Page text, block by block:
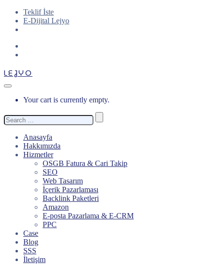
Teklif İste
E-Dijital Lejyo
LEJYO
Your cart is currently empty.
Search
for:
Anasayfa
Hakkımızda
Hizmetler
OSGB Fatura & Cari Takip
SEO
Web Tasarım
İçerik Pazarlaması
Backlink Paketleri
Amazon
E-posta Pazarlama & E-CRM
PPC
Case
Blog
SSS
İletişim